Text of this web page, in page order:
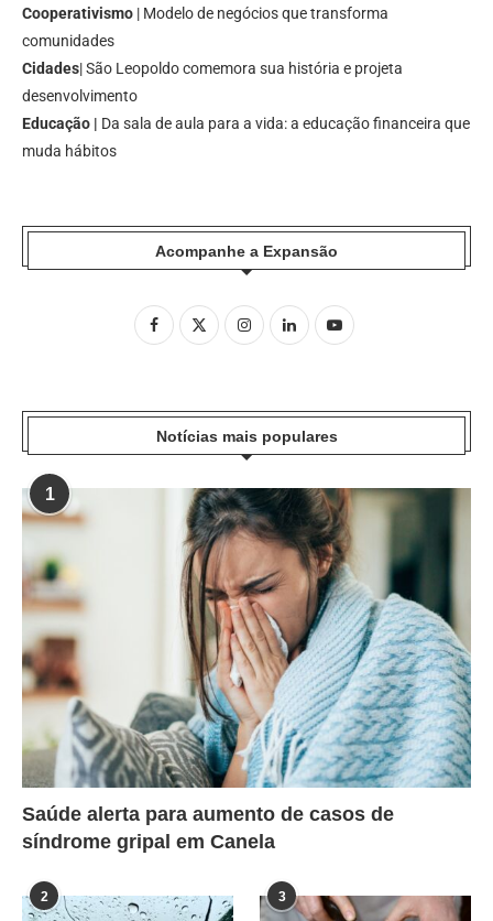
Cooperativismo | Modelo de negócios que transforma
comunidades
Cidades| São Leopoldo comemora sua história e projeta
desenvolvimento
Educação | Da sala de aula para a vida: a educação financeira que
muda hábitos
Acompanhe a Expansão
Notícias mais populares
1
Saúde alerta para aumento de casos de
síndrome gripal em Canela
2 3